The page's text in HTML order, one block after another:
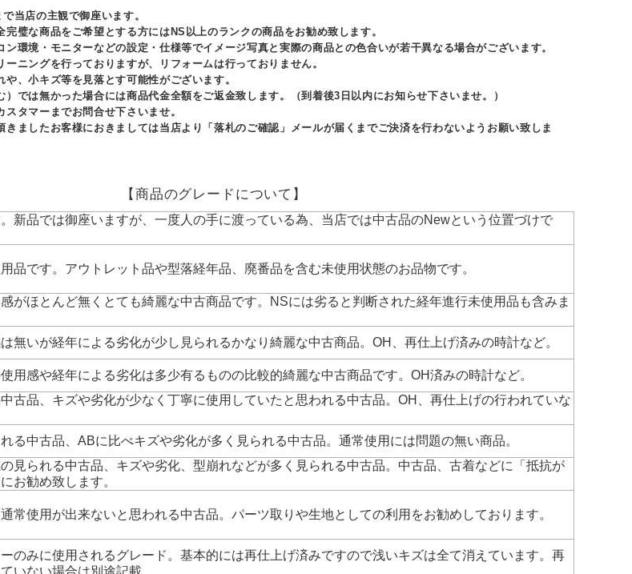
当店の主観で御座います。
璧な商品をご希望とする方にはNS以上のランクの商品をお勧め致します。
環境・モニターなどの設定・仕様等でイメージ写真と実際の商品との色合いが若干異なる場合がございます。
ニングを行っておりますが、リフォームは行っておりません。
、小キズ等を見落とす可能性がございます。
では無かった場合には商品代金全額をご返金致します。（到着後3日以内にお知らせ下さいませ。）
タマーまでお問合せ下さいませ。
ましたお客様におきましては当店より「落札のご確認」メールが届くまでご決済を行わないようお願い致しま
【商品のグレードについて】
新品では御座いますが、一度人の手に渡っている為、当店では中古品のNewという位置づけで
品です。アウトレット品や型落経年品、廃番品を含む未使用状態のお品物です。
がほとんど無くとても綺麗な中古商品です。NSには劣ると判断された経年進行未使用品も含みま
無いが経年による劣化が少し見られるかなり綺麗な中古商品。OH、再仕上げ済みの時計など。
用感や経年による劣化は多少有るものの比較的綺麗な中古商品です。OH済みの時計など。
古品、キズや劣化が少なく丁寧に使用していたと思われる中古品。OH、再仕上げの行われていな
る中古品、ABに比べキズや劣化が多く見られる中古品。通常使用には問題の無い商品。
見られる中古品、キズや劣化、型崩れなどが多く見られる中古品。中古品、古着などに「抵抗が
お勧め致します。
常使用が出来ないと思われる中古品。パーツ取りや生地としての利用をお勧めしております。
のみに使用されるグレード。基本的には再仕上げ済みですので浅いキズは全て消えています。再